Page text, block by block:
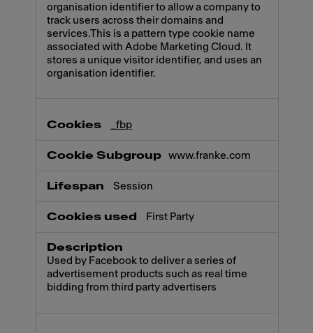
organisation identifier to allow a company to
track users across their domains and
services.This is a pattern type cookie name
associated with Adobe Marketing Cloud. It
stores a unique visitor identifier, and uses an
organisation identifier.
_fbp
www.franke.com
Session
First Party
Used by Facebook to deliver a series of
advertisement products such as real time
bidding from third party advertisers